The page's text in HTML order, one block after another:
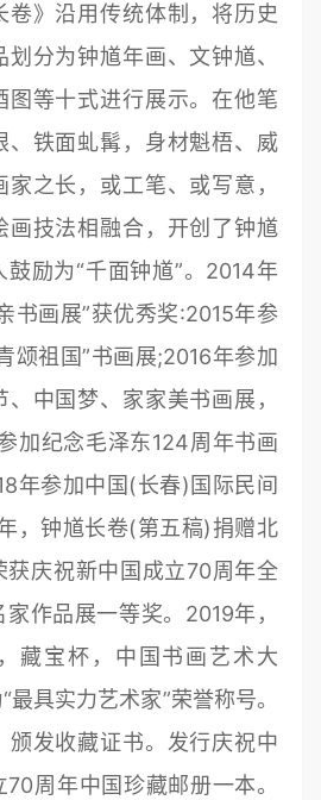
卷》沿用传统体制，将历史
分为钟馗年画、文钟馗、
图等十式进行展示。在他笔
、铁面虬髯，身材魁梧、威
之长，或工笔、或写意，
画技法相融合，开创了钟馗
励为“千面钟馗”。2014年
书画展”获优秀奖:2015年参
颂祖国”书画展;2016年参加
中国梦、家家美书画展，
加纪念毛泽东124周年书画
年参加中国(长春)国际民间
，钟馗长卷(第五稿)捐赠北
获庆祝新中国成立70周年全
作品展一等奖。2019年，
藏宝杯，中国书画艺术大
具实力艺术家”荣誉称号。
颁发收藏证书。发行庆祝中
周年中国珍藏邮册一本。